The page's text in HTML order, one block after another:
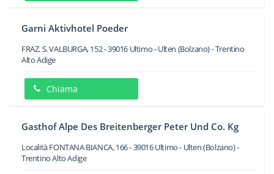
Garni Aktivhotel Poeder
FRAZ. S. VALBURGA, 152-39016 Ultimo - Ulten (Bolzano) -Trentino
Alto Adige
Chiama
Gasthof Alpe Des Breitenberger Peter Und Co. Kg
Località FONTANA BIANCA, 166-39016Ultimo - Ulten(Bolzano) -
Trentino Alto Adige